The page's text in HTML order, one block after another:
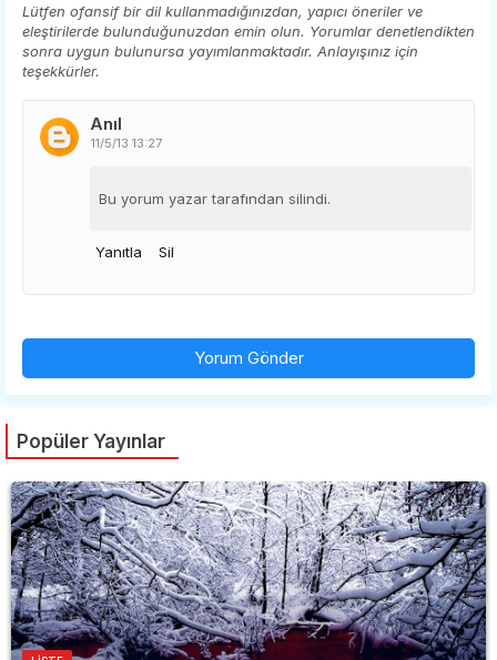
Lütfen ofansif bir dil kullanmadığınızdan, yapıcı öneriler ve
eleştirilerde bulunduğunuzdan emin olun. Yorumlar denetlendikten
sonra uygun bulunursa yayımlanmaktadır. Anlayışınız için
teşekkürler.
Anıl
11/5/13 13:27
Bu yorum yazar tarafından silindi.
Yanıtla Sil
Yorum Gönder
Popüler Yayınlar